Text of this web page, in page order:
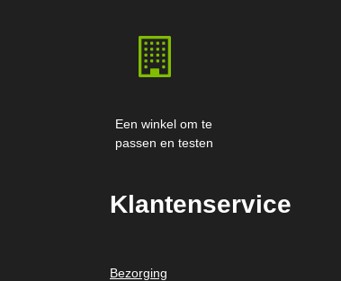
Een winkel om te
passen en testen
Klantenservice
Bezorging